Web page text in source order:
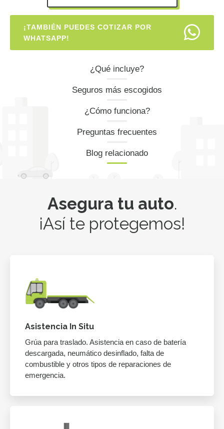
¡TAMBIÉN PUEDES COTIZAR POR
WHATSAPP!
¿Qué incluye?
Seguros más escogidos
¿Cómo funciona?
Preguntas frecuentes
Blog relacionado
Asegura tu auto.
¡Así te protegemos!
Asistencia In Situ
Grúa para traslado. Asistencia en caso de batería
descargada, neumático desinflado, falta de
combustible y otros tipos de reparaciones de
emergencia.